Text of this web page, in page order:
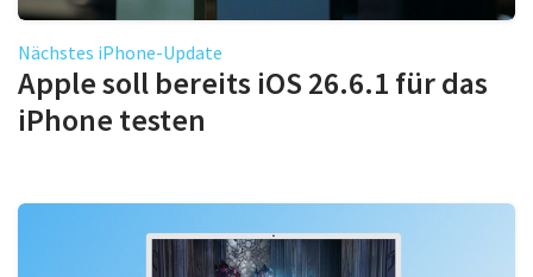
Nächstes iPhone-Update
Apple soll bereits iOS 26.6.1 für das
iPhone testen